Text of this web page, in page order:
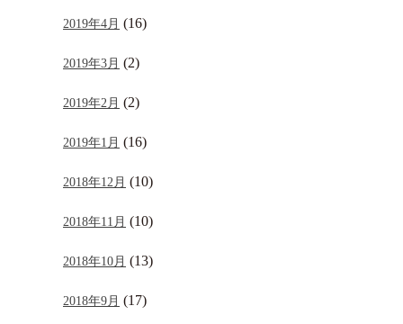
2019年4月 (16)
2019年3月 (2)
2019年2月 (2)
2019年1月 (16)
2018年12月 (10)
2018年11月 (10)
2018年10月 (13)
2018年9月 (17)